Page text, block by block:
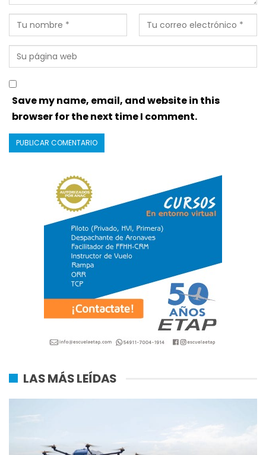
Save my name, email, and website in this
browser for the next time I comment.
LAS MÁS LEÍDAS